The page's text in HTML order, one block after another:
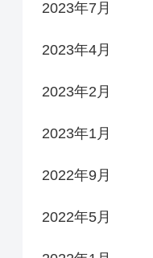
2023年7月
2023年4月
2023年2月
2023年1月
2022年9月
2022年5月